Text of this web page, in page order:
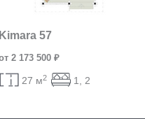
Kimara 57
2 173 500 ₽
27 м2 1, 2